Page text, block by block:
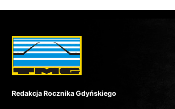
Redakcja Rocznika Gdyńskiego